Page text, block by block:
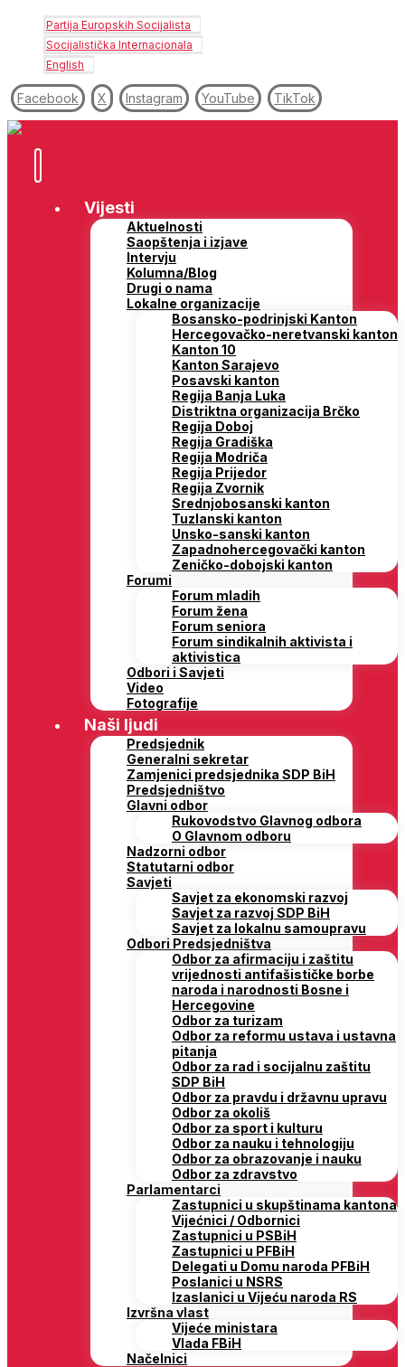
Partija Europskih Socijalista
Socijalistička Internacionala
English
Facebook X Instagram YouTube TikTok
Vijesti
Aktuelnosti
Saopštenja i izjave
Intervju
Kolumna/Blog
Drugi o nama
Lokalne organizacije
Bosansko-podrinjski Kanton
Hercegovačko-neretvanski kanton
Kanton 10
Kanton Sarajevo
Posavski kanton
Regija Banja Luka
Distriktna organizacija Brčko
Regija Doboj
Regija Gradiška
Regija Modriča
Regija Prijedor
Regija Zvornik
Srednjobosanski kanton
Tuzlanski kanton
Unsko-sanski kanton
Zapadnohercegovački kanton
Zeničko-dobojski kanton
Forumi
Forum mladih
Forum žena
Forum seniora
Forum sindikalnih aktivista i
aktivistica
Odbori i Savjeti
Video
Fotografije
Naši ljudi
Predsjednik
Generalni sekretar
Zamjenici predsjednika SDP BiH
Predsjedništvo
Glavni odbor
Rukovodstvo Glavnog odbora
O Glavnom odboru
Nadzorni odbor
Statutarni odbor
Savjeti
Savjet za ekonomski razvoj
Savjet za razvoj SDP BiH
Savjet za lokalnu samoupravu
Odbori Predsjedništva
Odbor za afirmaciju i zaštitu
vrijednosti antifašističke borbe
naroda i narodnosti Bosne i
Hercegovine
Odbor za turizam
Odbor za reformu ustava i ustavna
pitanja
Odbor za rad i socijalnu zaštitu
SDP BiH
Odbor za pravdu i državnu upravu
Odbor za okoliš
Odbor za sport i kulturu
Odbor za nauku i tehnologiju
Odbor za obrazovanje i nauku
Odbor za zdravstvo
Parlamentarci
Zastupnici u skupštinama kantona
Vijećnici / Odbornici
Zastupnici u PSBiH
Zastupnici u PFBiH
Delegati u Domu naroda PFBiH
Poslanici u NSRS
Izaslanici u Vijeću naroda RS
Izvršna vlast
Vijeće ministara
Vlada FBiH
Načelnici